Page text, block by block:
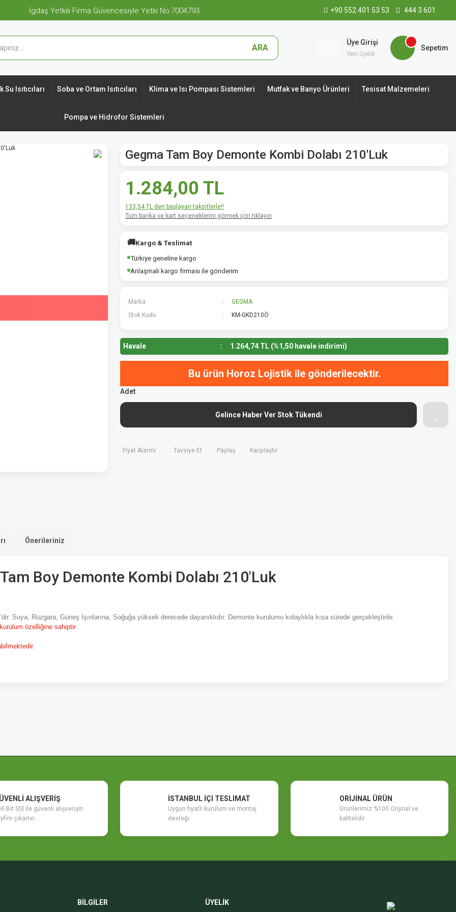
İgdaş Yetkili Firma Güvencesiyle Yetki No:7004793 +90 552 401 53 53 444 3 601
ARA
Üye Girişi
Yeni Üyelik
Sepetim
Su Isıtıcıları Soba ve Ortam Isıtıcıları Klima ve Isı Pompası Sistemleri Mutfak ve Banyo Ürünleri Tesisat Malzemeleri
Pompa ve Hidrofor Sistemleri
Gegma Tam Boy Demonte Kombi Dolabı 210'Luk
1.284,00 TL
133,54 TL den başlayan taksitlerle!!
Tüm banka ve kart seçeneklerini görmek için tıklayın
🚚Kargo & Teslimat
Türkiye geneline kargo
Anlaşmalı kargo firması ile gönderim
Marka
GEGMA
Stok Kodu
KM-GKD210Ö
Havale 1.264,74 TL (%1,50 havale indirimi)
Bu ürün Horoz Lojistik ile gönderilecektir.
Adet
Gelince Haber Ver Stok Tükendi
Fiyat Alarmı Tavsiye Et Paylaş Karşılaştır
Önerileriniz
Boy Demonte Kombi Dolabı 210'Luk
Suya, Rüzgara, Güneş Işınlarına, Soğuğa yüksek derecede dayanıklıdır. Demonte kurulumu kolaylıkla kısa sürede gerçekleştirilir.
özelliğine sahiptir
Gönder
ALIŞVERİŞ
Bit SSl ile güvenli alışverişin
çıkartın.
İSTANBUL İÇİ TESLİMAT
Uygun fiyatlı kurulum ve montaj
desteği
ORİJİNAL ÜRÜN
Ürünlerimiz %100 Orijinal ve
kalitelidir.
BİLGİLER ÜYELİK